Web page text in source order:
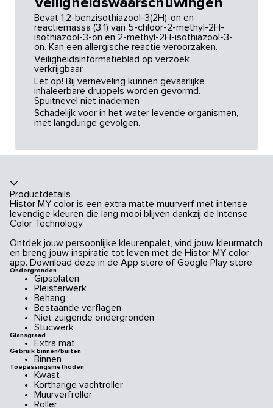
Bevat 1,2-benzisothiazool-3(2H)-on en
reactiemassa (3:1) van 5-chloor-2-methyl-2H-
isothiazool-3-on en 2-methyl-2H-isothiazool-3-
on. Kan een allergische reactie veroorzaken.
Veiligheidsinformatieblad op verzoek
verkrijgbaar.
Let op! Bij verneveling kunnen gevaarlijke
inhaleerbare druppels worden gevormd.
Spuitnevel niet inademen
Schadelijk voor in het water levende organismen,
met langdurige gevolgen.
Productdetails
Histor MY color is een extra matte muurverf met intense
levendige kleuren die lang mooi blijven dankzij de Intense
Color Technology.
Ontdek jouw persoonlijke kleurenpalet, vind jouw kleurmatch
en breng jouw inspiratie tot leven met de Histor MY color
app. Download deze in de App store of Google Play store.
Ondergronden
Gipsplaten
Pleisterwerk
Behang
Bestaande verflagen
Niet zuigende ondergronden
Stucwerk
Glansgraad
Extra mat
Gebruik binnen/buiten
Binnen
Toepassingsmethoden
Kwast
Kortharige vachtroller
Muurverfroller
Roller